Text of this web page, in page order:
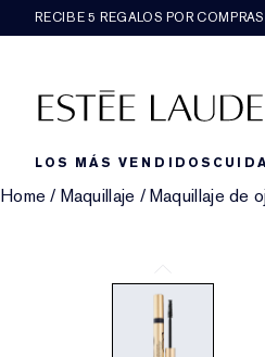
RECIBE 5 REGALOS POR
LOS MÁS VENDIDOS
Home / Maquillaje /Maquillaje de